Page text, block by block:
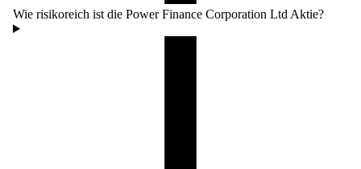
Wie risikoreich ist die Power Finance Corporation Ltd Aktie?